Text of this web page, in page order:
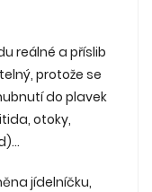
reálné a příslib
protože se
do plavek
otoky,
jídelníčku,